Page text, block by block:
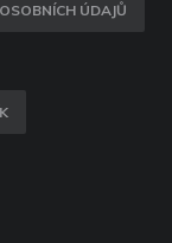
ÚDAJŮ